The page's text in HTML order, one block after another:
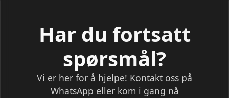
Har du fortsatt
spørsmål?
Vi er her for å hjelpe! Kontakt oss på
WhatsApp eller kom i gang nå